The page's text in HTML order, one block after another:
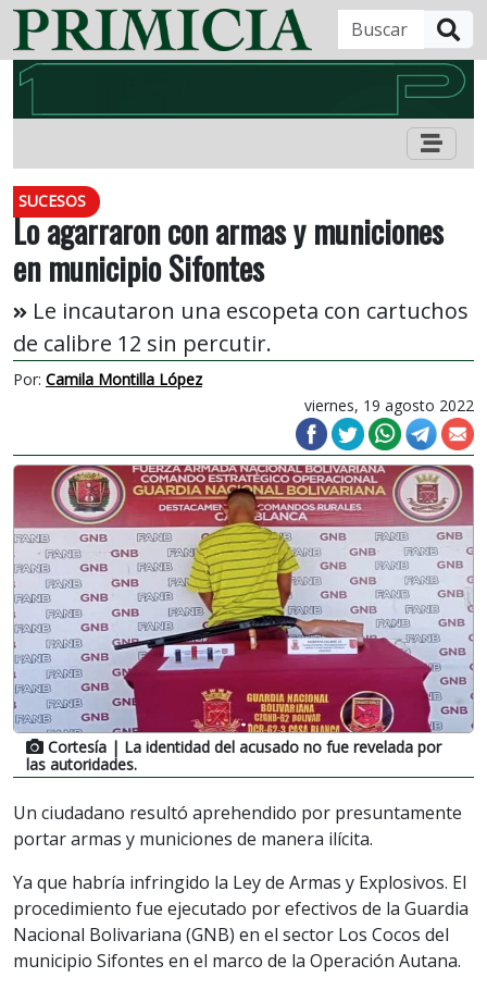
SUCESOS
Lo agarraron con armas y municiones
en municipio Sifontes
Le incautaron una escopeta con cartuchos
de calibre 12 sin percutir.
Por: Camila Montilla López
viernes, 19 agosto 2022
Cortesía | La identidad del acusado no fue revelada por
las autoridades.
Un ciudadano resultó aprehendido por presuntamente
portar armas y municiones de manera ilícita.
Ya que habría infringido la Ley de Armas y Explosivos. El
procedimiento fue ejecutado por efectivos de la Guardia
Nacional Bolivariana (GNB) en el sector Los Cocos del
municipio Sifontes en el marco de la Operación Autana.